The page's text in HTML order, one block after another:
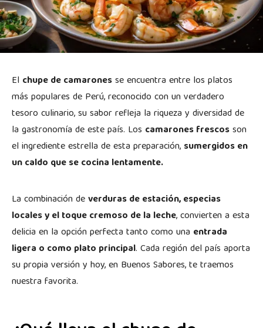
El chupe de camaronesse encuentra entre los platos
más populares de Perú, reconocido con un verdadero
tesoro culinario, su sabor refleja la riqueza y diversidad de
la gastronomía de este país. Los camarones frescosson
el ingrediente estrella de esta preparación, sumergidos en
un caldo que se cocina lentamente.
La combinación deverduras de estación, especias
locales y el toque cremoso de la leche, convierten a esta
delicia en la opción perfecta tanto como una entrada
ligera o como plato principal. Cada región del país aporta
su propia versión y hoy, en Buenos Sabores, te traemos
nuestra favorita.